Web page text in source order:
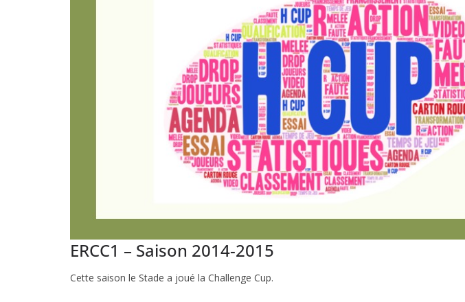
ERCC1 – Saison 2014-2015
Cette saison le Stade a joué la Challenge Cup.